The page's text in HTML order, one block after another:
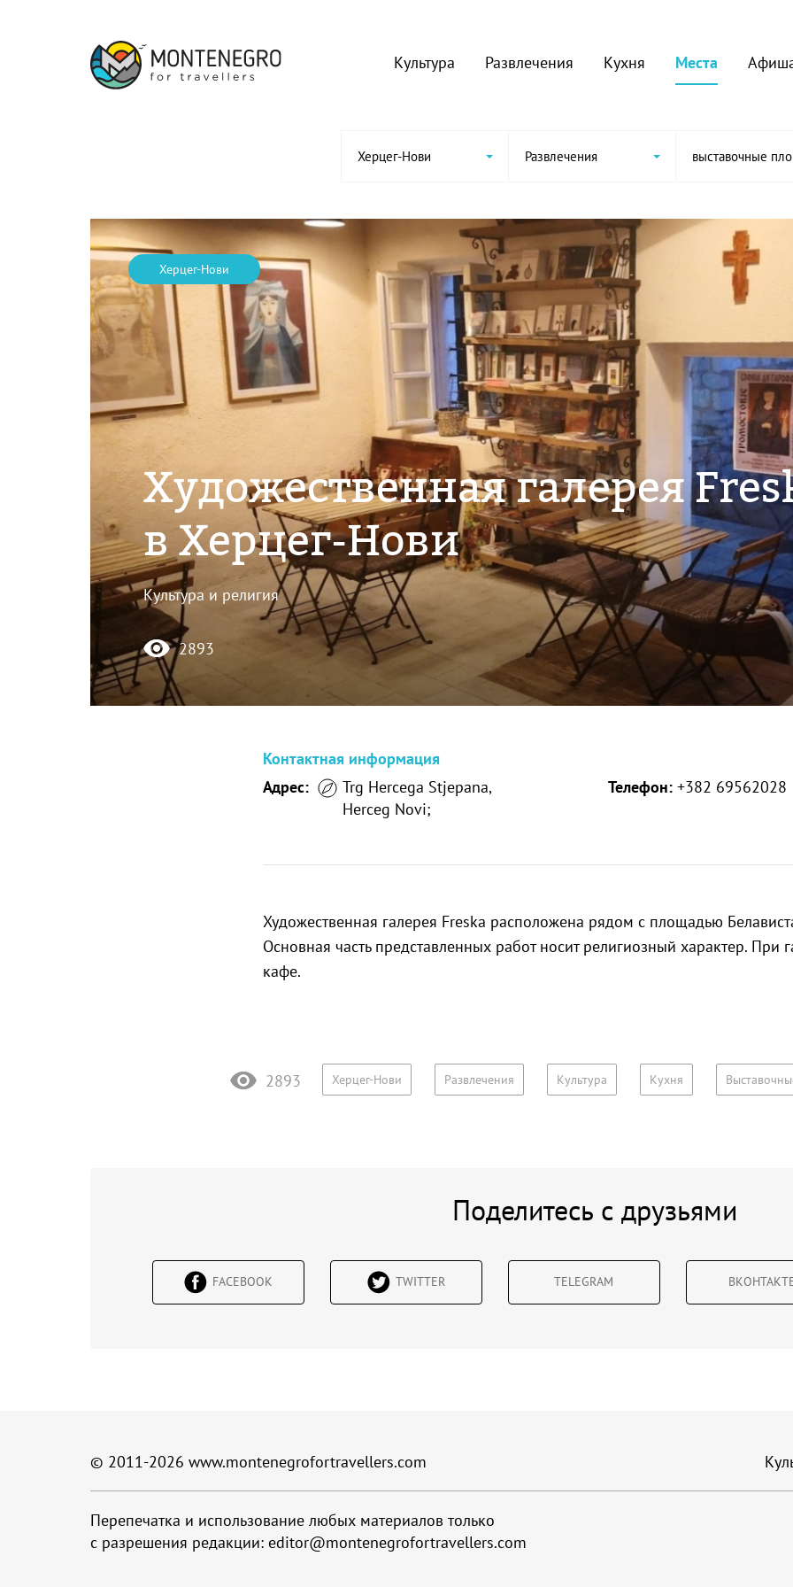
Культура Развлечения Кухня Места
Херцег-Нови Развлечения выставочные
Херцег-Нови
Художественная галерея
в Херцег-Нови
Культура и религия
2893
Контактная информация
Адрес:
Trg Hercega Stjepana,
Herceg Novi;
Телефон: +382 69562028
Художественная галерея Freska расположена рядом с площадью
Основная часть представленных работ носит религиозный характер. При
кафе.
2893 Херцег-Нови Развлечения Культура Кухня
Поделитесь с друзьями
FACEBOOK TWITTER TELEGRAM
© 2011-2026 www.montenegrofortravellers.com
Перепечатка и использование любых материалов только
с разрешения редакции: editor@montenegrofortravellers.com